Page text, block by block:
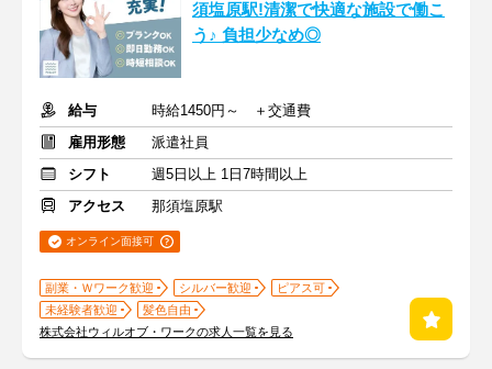
須塩原駅!清潔で快適な施設で働こ
う♪ 負担少なめ◎
給与
時給1450円～ ＋交通費
雇用形態
派遣社員
シフト
週5日以上 1日7時間以上
アクセス
那須塩原駅
オンライン面接可
副業・Ｗワーク歓迎 シルバー歓迎
ピアス可
未経験者歓迎
髪色自由
株式会社ウィルオブ・ワークの求人一覧を見る